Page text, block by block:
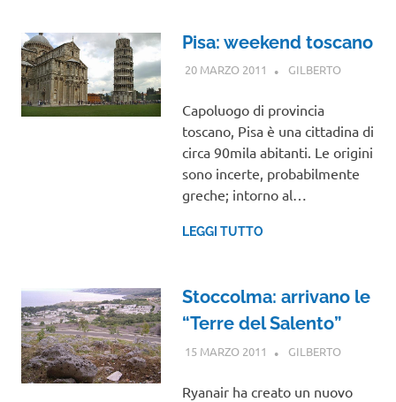
Pisa: weekend toscano
20 MARZO 2011 GILBERTOTOSCANA
Capoluogo di provincia
toscano, Pisa è una cittadina di
circa 90mila abitanti. Le origini
sono incerte, probabilmente
greche; intorno al…
LEGGI TUTTO
Stoccolma: arrivano le
“Terre del Salento”
15 MARZO 2011 GILBERTONOTIZIE
Ryanair ha creato un nuovo